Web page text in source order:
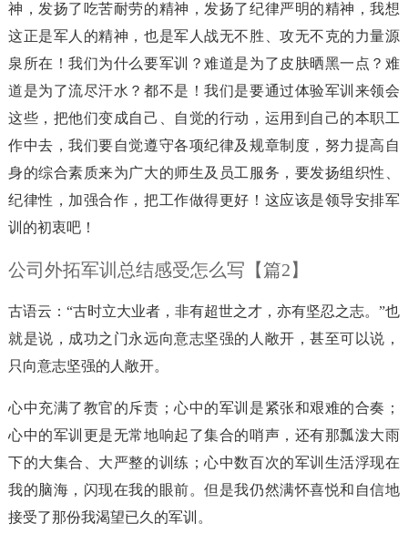
神，发扬了吃苦耐劳的精神，发扬了纪律严明的精神，我想
这正是军人的精神，也是军人战无不胜、攻无不克的力量源
泉所在！我们为什么要军训？难道是为了皮肤晒黑一点？难
道是为了流尽汗水？都不是！我们是要通过体验军训来领会
这些，把他们变成自己、自觉的行动，运用到自己的本职工
作中去，我们要自觉遵守各项纪律及规章制度，努力提高自
身的综合素质来为广大的师生及员工服务，要发扬组织性、
纪律性，加强合作，把工作做得更好！这应该是领导安排军
训的初衷吧！
公司外拓军训总结感受怎么写【篇2】
古语云：“古时立大业者，非有超世之才，亦有坚忍之志。”也
就是说，成功之门永远向意志坚强的人敞开，甚至可以说，
只向意志坚强的人敞开。
心中充满了教官的斥责；心中的军训是紧张和艰难的合奏；
心中的军训更是无常地响起了集合的哨声，还有那瓢泼大雨
下的大集合、大严整的训练；心中数百次的军训生活浮现在
我的脑海，闪现在我的眼前。但是我仍然满怀喜悦和自信地
接受了那份我渴望已久的军训。